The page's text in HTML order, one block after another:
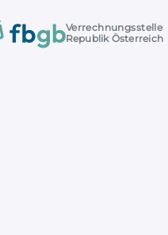
Verrechnungsstelle
Republik Österreich